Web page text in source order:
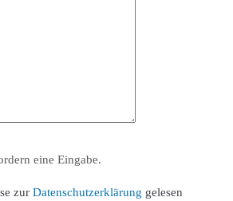
eine Eingabe.
zurDatenschutzerklärung gelesen